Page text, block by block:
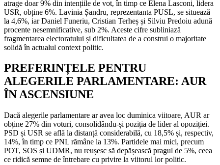
atrage doar 9% din intențiile de vot, în timp ce Elena Lasconi, lidera
USR, obține 6%. Lavinia Șandru, reprezentanta PUSL, se situează
la 4,6%, iar Daniel Funeriu, Cristian Terheș și Silviu Predoiu adună
procente nesemnificative, sub 2%. Aceste cifre subliniază
fragmentarea electoratului și dificultatea de a construi o majoritate
solidă în actualul context politic.
PREFERINȚELE PENTRU
ALEGERILE PARLAMENTARE: AUR
ÎN ASCENSIUNE
Dacă alegerile parlamentare ar avea loc duminica viitoare, AUR ar
obține 27% din voturi, consolidându-și poziția de lider al opoziției.
PSD și USR se află la distanță considerabilă, cu 18,5% și, respectiv,
14%, în timp ce PNL rămâne la 13%. Partidele mai mici, precum
POT, SOS și UDMR, nu reușesc să depășească pragul de 5%, ceea
ce ridică semne de întrebare cu privire la viitorul lor politic.